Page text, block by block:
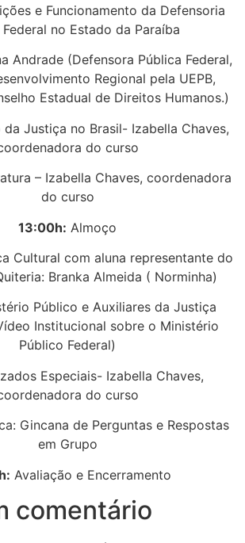
e Funcionamento da Defensoria
no Estado da Paraíba
Andrade (Defensora Pública Federal,
Regional pela UEPB,
Estadual de Direitos Humanos.)
da Justiça no Brasil- Izabella Chaves,
do curso
– Izabella Chaves, coordenadora
do curso
13:00h: Almoço
Cultural com aluna representante do
Branka Almeida ( Norminha)
Público e Auxiliares da Justiça
Institucional sobre o Ministério
Público Federal)
Especiais- Izabella Chaves,
do curso
Gincana de Perguntas e Respostas
em Grupo
Avaliação e Encerramento
comentário